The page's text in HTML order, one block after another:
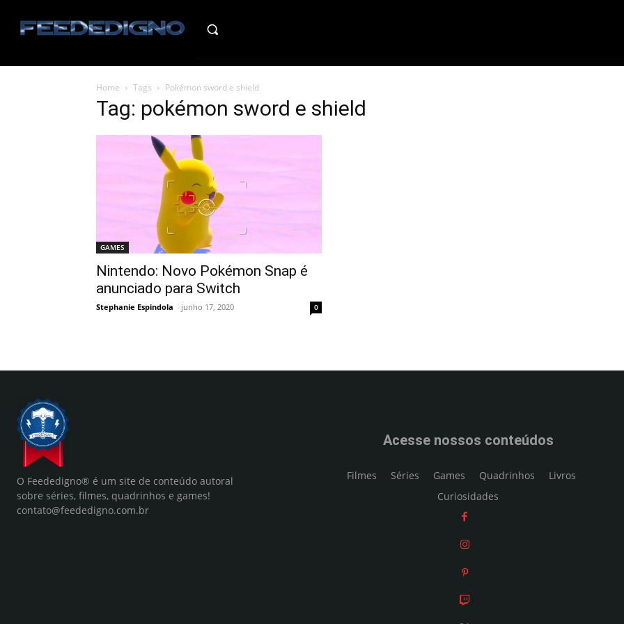
Home Tags Pokémon sword e shield
Tag: pokémon sword e shield
GAMES
Nintendo: Novo Pokémon Snap é
anunciado para Switch
Stephanie Espindola - junho 17, 2020 0
O Feededigno® é um site de conteúdo autoral
sobre séries, filmes, quadrinhos e games!
contato@feededigno.com.br
Acesse nossos conteúdos
Filmes Séries Games Quadrinhos
Livros
Curiosidades